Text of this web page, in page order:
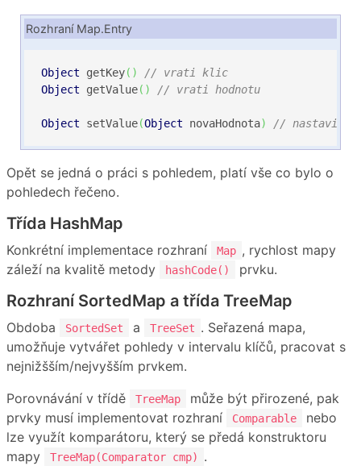
Rozhraní Map.Entry
Object getKey( )
// vrati klic
Object getValue( ) // vrati hodnotu
Object setValue(Object novaHodnota) // nastavi
Opět se jedná o práci s pohledem, platí vše co bylo o
pohledech řečeno.
Třída HashMap
Konkrétní implementace rozhraní Map , rychlost mapy
záleží na kvalitě metody
hashCode() prvku.
Rozhraní SortedMap a třída TreeMap
Obdoba SortedSet a TreeSet . Seřazená mapa,
umožňuje vytvářet pohledy v intervalu klíčů, pracovat s
nejnižšším/nejvyšším prvkem.
Porovnávání v třídě
TreeMap
může být přirozené, pak
prvky musí implementovat rozhraní
Comparable
nebo
lze využít komparátoru, který se předá konstruktoru
mapy
TreeMap(Comparator cmp) .